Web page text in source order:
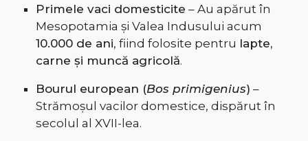
Primele vaci domesticite – Au apărut în
Mesopotamia și Valea Indusului acum
10.000 de ani, fiind folosite pentru lapte,
carne și muncă agricolă.
Bourul european (Bos primigenius) –
Strămoșul vacilor domestice, dispărut în
secolul al XVII-lea.